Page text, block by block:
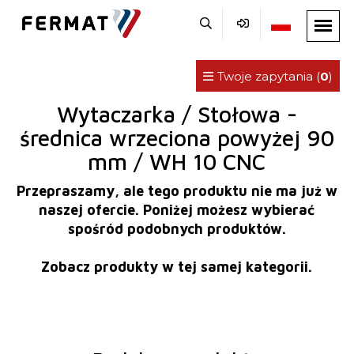
Twoje zapytania (0)
Wytaczarka / Stołowa -
średnica wrzeciona powyżej 90
mm / WH 10 CNC
Przepraszamy, ale tego produktu nie ma już w
naszej ofercie. Poniżej możesz wybierać
spośród podobnych produktów.
Zobacz produkty w tej samej kategorii.